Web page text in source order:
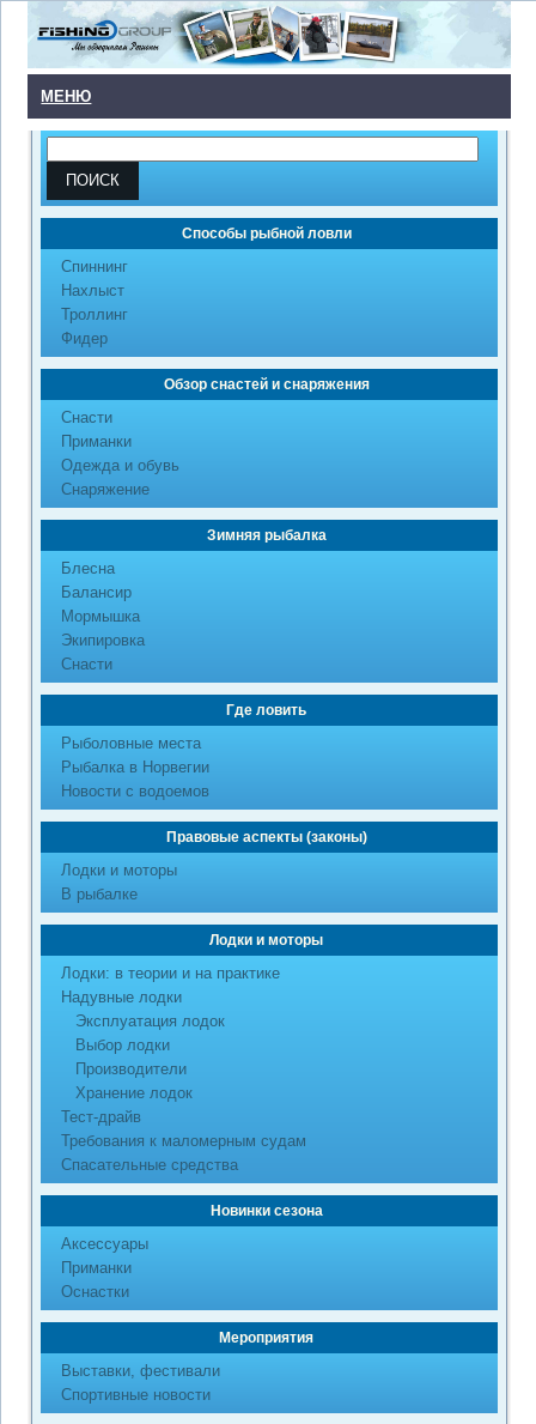
МЕНЮ
Способы рыбной ловли
Cпиннинг
Нахлыст
Троллинг
Фидер
Обзор снастей и снаряжения
Снасти
Приманки
Одежда и обувь
Снаряжение
Зимняя рыбалка
Блесна
Балансир
Мормышка
Экипировка
Снасти
Где ловить
Рыболовные места
Рыбалка в Норвегии
Новости с водоемов
Правовые аспекты (законы)
Лодки и моторы
В рыбалке
Лодки и моторы
Лодки: в теории и на практике
Надувные лодки
Эксплуатация лодок
Выбор лодки
Производители
Хранение лодок
Тест-драйв
Требования к маломерным судам
Спасательные средства
Новинки сезона
Аксессуары
Приманки
Оснастки
Мероприятия
Выставки, фестивали
Спортивные новости